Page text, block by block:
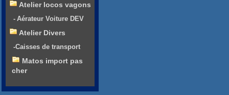
Atelier locos vagons
- Aérateur Voiture DEV
Atelier Divers
-Caisses de transport
Matos import pas
cher